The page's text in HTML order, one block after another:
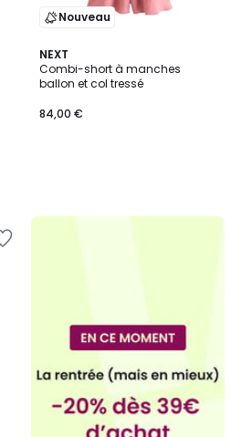
Nouveau
NEXT
Combi-short à manches
ballon et col tressé
84,00 €